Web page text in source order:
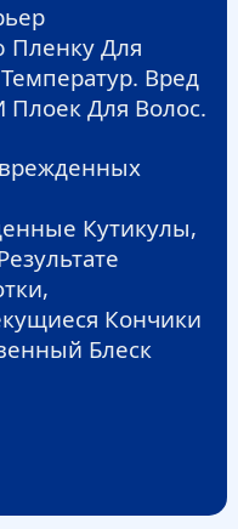
Пленку Для
Вред
Для Волос.
Кутикулы,
Кончики
Блеск